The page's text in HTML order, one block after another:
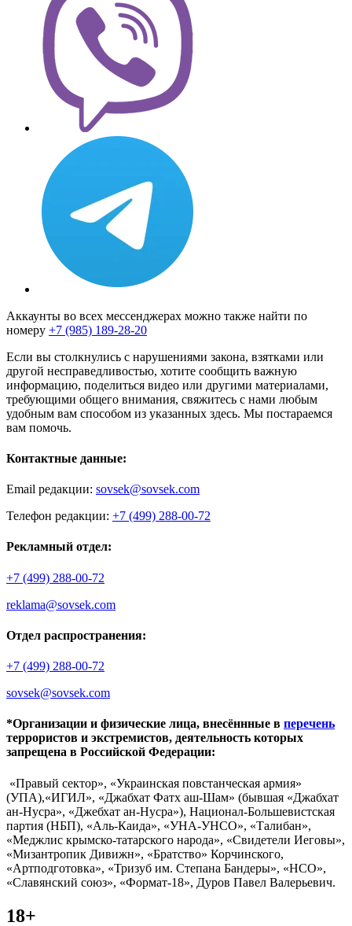
Аккаунты во всех мессенджерах можно также найти по
номеру +7 (985) 189-28-20
Если вы столкнулись с нарушениями закона, взятками или
другой несправедливостью, хотите сообщить важную
информацию, поделиться видео или другими материалами,
требующими общего внимания, свяжитесь с нами любым
удобным вам способом из указанных здесь. Мы постараемся
вам помочь.
Контактные данные:
Email редакции: sovsek@sovsek.com
Телефон редакции: +7 (499) 288-00-72
Рекламный отдел:
+7 (499) 288-00-72
reklama@sovsek.com
Отдел распространения:
+7 (499) 288-00-72
sovsek@sovsek.com
*Организации и физические лица, внесённные в перечень
террористов и экстремистов, деятельность которых
запрещена в Российской Федерации:
«Правый сектор», «Украинская повстанческая армия»
(УПА),«ИГИЛ», «Джабхат Фатх аш-Шам» (бывшая «Джабхат
ан-Нусра», «Джебхат ан-Нусра»), Национал-Большевистская
партия (НБП), «Аль-Каида», «УНА-УНСО», «Талибан»,
«Меджлис крымско-татарского народа», «Свидетели Иеговы»,
«Мизантропик Дивижн», «Братство» Корчинского,
«Артподготовка», «Тризуб им. Степана Бандеры», «НСО»,
«Славянский союз», «Формат-18», Дуров Павел Валерьевич.
18+